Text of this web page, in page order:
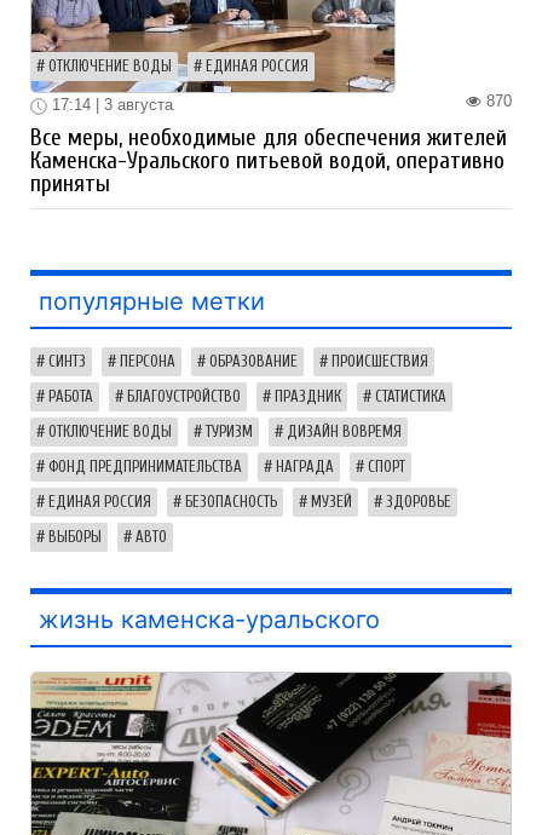
ОТКЛЮЧЕНИЕ ВОДЫ ЕДИНАЯ РОССИЯ
870
17:14 | 3 августа
Все меры, необходимые для обеспечения жителей
Каменска-Уральского питьевой водой, оперативно
приняты
популярные метки
СИНТЗ ПЕРСОНА ОБРАЗОВАНИЕ ПРОИСШЕСТВИЯ
РАБОТА БЛАГОУСТРОЙСТВО ПРАЗДНИК СТАТИСТИКА
ОТКЛЮЧЕНИЕ ВОДЫ ТУРИЗМ ДИЗАЙН ВОВРЕМЯ
ФОНД ПРЕДПРИНИМАТЕЛЬСТВА НАГРАДА СПОРТ
ЕДИНАЯ РОССИЯ БЕЗОПАСНОСТЬ МУЗЕЙ ЗДОРОВЬЕ
ВЫБОРЫ АВТО
жизнь каменска-уральского